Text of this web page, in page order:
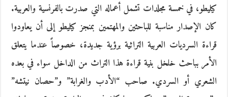
كيليطو، في خمسة مجلدات تشمل أعماله التي صدرت بالفرنسية والعربية.
كان الإصدار مناسبة للباحثين والمهتمين بمنجز كيليطو إلى أن يعاودوا
قراءة السرديات العربية التراثية برؤية جديدة، خصوصاً عندما يتعلق
الأمر بباحث خلخل بنية قراءة هذا التراث من الداخل سواء في بعده
الشعري أو السردي. صاحب “الأدب والغرابة” و”حصان نيتشه”